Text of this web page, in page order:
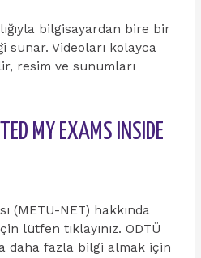
bilgisayardan bire bir
sunar. Videoları kolayca
resim ve sunumları
MY EXAMS INSIDE
(METU-NET) hakkında
lütfen tıklayınız. ODTÜ
daha fazla bilgi almak için